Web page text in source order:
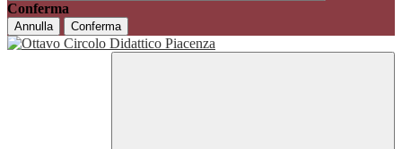
Conferma
Annulla Conferma